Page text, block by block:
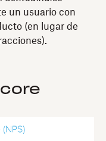
un usuario con
(en lugar de